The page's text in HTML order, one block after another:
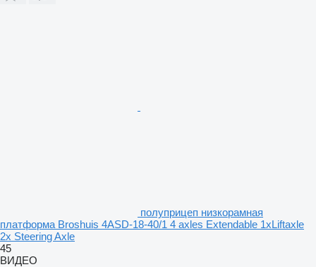
полуприцеп низкорамная
платформа Broshuis 4ASD-18-40/1 4 axles Extendable 1xLiftaxle
2x Steering Axle
45
ВИДЕО